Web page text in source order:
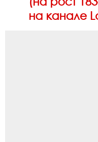
на канале